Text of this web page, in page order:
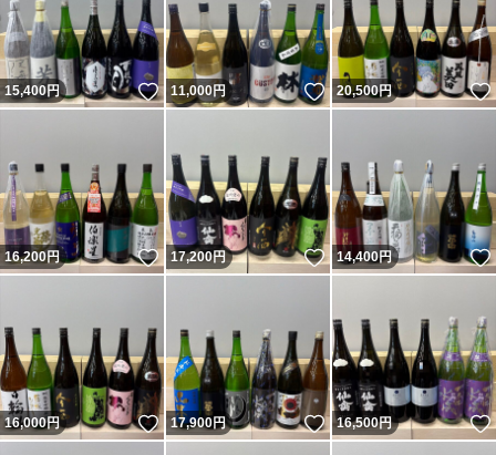
15,400円 いいね！
11,000円 いいね！
20,500円
16,200円 いいね！
17,200円 いいね！
14,400円
16,000円 いいね！
17,900円 いいね！
16,500円